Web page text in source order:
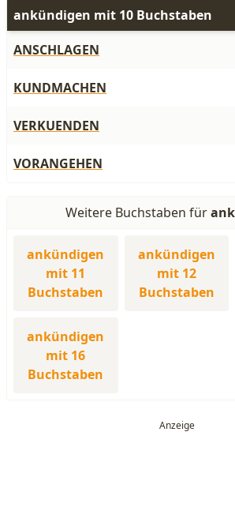
ankündigen mit 10 Buchstaben
ANSCHLAGEN
KUNDMACHEN
VERKUENDEN
VORANGEHEN
Weitere Buchstaben für
ankündigen
mit 11
Buchstaben
ankündigen
mit 12
Buchstaben
ankündigen
mit 16
Buchstaben